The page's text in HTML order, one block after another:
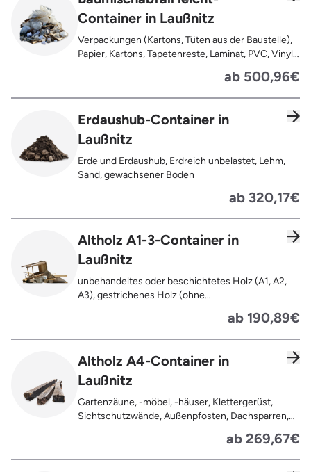
Teppiche, Gardinen, Gipswände/
Trockenbauwände, Metalle, Bleche, Rohre, Kabel,
Gebinde wie Dosen, Fässer, Eimer,
Sauerkrautplatten
Container in Laußnitz
Verpackungen (Kartons, Tüten aus der Baustelle),
Papier, Kartons, Tapetenreste, Laminat, PVC, Vinyl,
Kunststoffe, Folien, Gummi, Styropor, Holz (z.B.
Spanplatten, Bauholz, Paletten), Textilien wie
Teppiche, Gardinen, Gipswände/
Türen für den Innenbereich, Restentleerte
Gebinde wie Dosen, Fässer, Eimer,
gesamten Containerinhalts
ab 500,96€
Erdaushub-Container in
Laußnitz
Erde und Erdaushub, Erdreich unbelastet, Lehm,
Sand, gewachsener Boden
ab 320,17€
Altholz A1-3-Container in
Laußnitz
unbehandeltes oder beschichtetes Holz (A1, A2,
A3), gestrichenes Holz (ohne
Oberflächenbehandlung wie Anstrich, Lasur,
Lackierung ), kleine Anhaftungen wie Nägel,
Schrauben oder Scharniere , Möbel und Türen,
Holz (z.B. Paletten, Bauholz),
Holzweichfaserplatten, Holzkisten,
ab 190,89€
Altholz A4-Container in
Laußnitz
Gartenzäune, -möbel, -häuser, Klettergerüst,
Sichtschutzwände, Außenpfosten, Dachsparren,
behandeltes Holz (=schadstoffbelastet),
Verfaultes oder verbranntes Holz, Fensterrahmen,
ab 269,67€